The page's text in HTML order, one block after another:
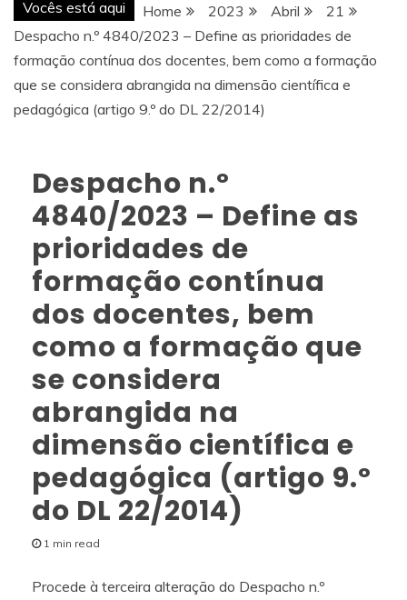
Vocês está aqui Home 2023 Abril
21
Despacho n.º 4840/2023 – Define as prioridades de
formação contínua dos docentes, bem como a formação
que se considera abrangida na dimensão científica e
pedagógica (artigo 9.º do DL 22/2014)
Despacho n.º
4840/2023 – Define as
prioridades de
formação contínua
dos docentes, bem
como a formação que
se considera
abrangida na
dimensão científica e
pedagógica (artigo 9.º
do DL 22/2014)
1 min read
Procede à terceira alteração do Despacho n.º